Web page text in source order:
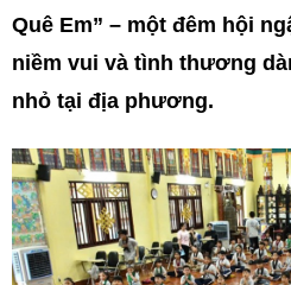
Quê Em” – một đêm hội
niềm vui và tình thương
nhỏ tại địa phương.